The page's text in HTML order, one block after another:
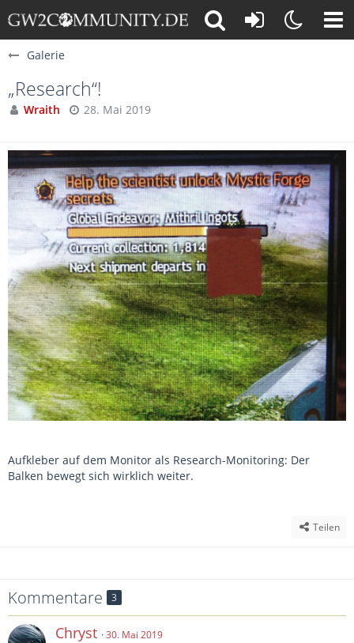
Galerie
„Research“!
Wraith 28. Mai 2019
Aufkleber auf dem Monitor als Research-Monitoring: Der
Balken bewegt sich wirklich weiter.
Teilen
Kommentare 3
Chryst 30. Mai 2019